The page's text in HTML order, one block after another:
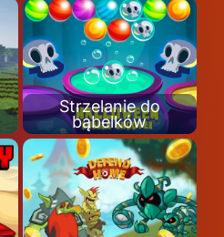
Strzelanie do
bąbelków